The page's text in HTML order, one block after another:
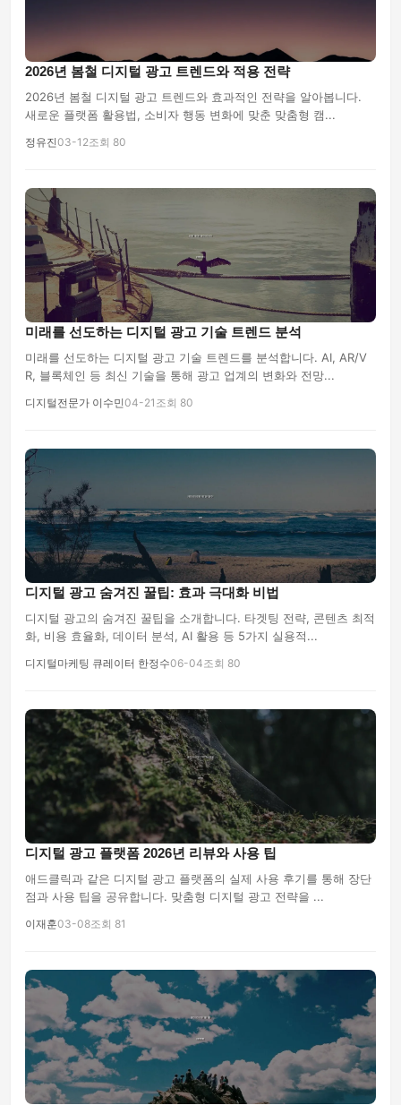
2026년 봄철 디지털 광고 트렌드와 적용 전략
2026년 봄철 디지털 광고 트렌드와 효과적인 전략을 알아봅니다.
새로운 플랫폼 활용법, 소비자 행동 변화에 맞춘 맞춤형 캠...
정유진03-12조회 80
미래를 선도하는 디지털 광고 기술 트렌드 분석
미래를 선도하는 디지털 광고 기술 트렌드를 분석합니다. AI, AR/V
R, 블록체인 등 최신 기술을 통해 광고 업계의 변화와 전망...
디지털전문가 이수민04-21 조회 80
디지털 광고 숨겨진 꿀팁: 효과 극대화 비법
디지털 광고의 숨겨진 꿀팁을 소개합니다. 타겟팅 전략, 콘텐츠 최적
화, 비용 효율화, 데이터 분석, AI 활용 등 5가지 실용적...
디지털마케팅 큐레이터 한정수06-04조회 80
디지털 광고 플랫폼 2026년 리뷰와 사용 팁
애드클릭과 같은 디지털 광고 플랫폼의 실제 사용 후기를 통해 장단
점과 사용 팁을 공유합니다. 맞춤형 디지털 광고 전략을 ...
이재훈03-08조회 81